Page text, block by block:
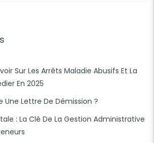
Sur Les Arrêts Maladie Abusifs Et La
En 2025
Une Lettre De Démission ?
: La Clé De La Gestion Administrative